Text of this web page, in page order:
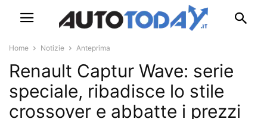
Home Notizie Anteprima
Renault Captur Wave: serie
speciale, ribadisce lo stile
crossover e abbatte i prezzi